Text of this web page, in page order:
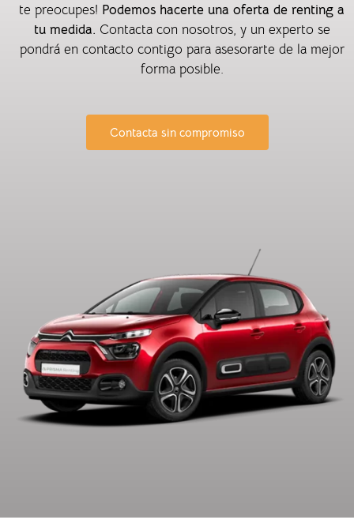
te preocupes! Podemos hacerte una oferta de renting a
tu medida. Contacta con nosotros, y un experto se
pondrá en contacto contigo para asesorarte de la mejor
forma posible.
Contacta sin compromiso